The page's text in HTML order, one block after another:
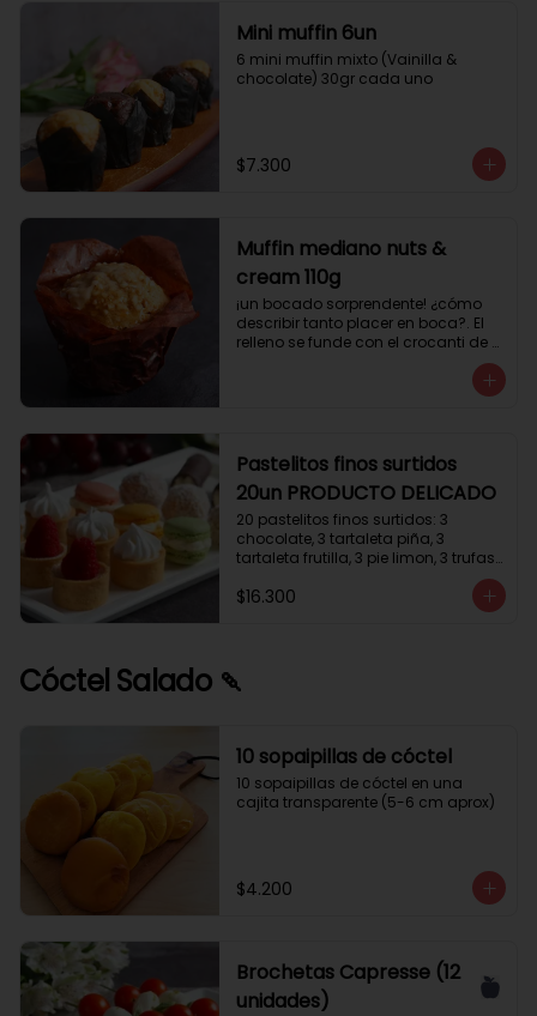
Mini muffin 6un
6 mini muffin mixto (Vainilla &
chocolate) 30gr cada uno
$7.300
Muffin mediano nuts &
cream 110g
¡un bocado sorprendente! ¿cómo
describir tanto placer en boca?. El
relleno se funde con el crocanti de
avellanas que potencia su masa
exquisita. Esponjosa masa de color
tostado y sabor vainilla que incluye
Relleno de crema de leche con
avellanas (15%) y decorado con
crocanti de avellanas.
Pastelitos finos surtidos
20un PRODUCTO DELICADO
20 pastelitos finos surtidos: 3
chocolate, 3 tartaleta piña, 3
tartaleta frutilla, 3 pie limon, 3 trufas
crema, 2 macarrones
$16.300
Cóctel Salado 🍡
10 sopaipillas de cóctel
10 sopaipillas de cóctel en una
cajita transparente (5-6 cm aprox)
$4.200
Brochetas Capresse (12
unidades)